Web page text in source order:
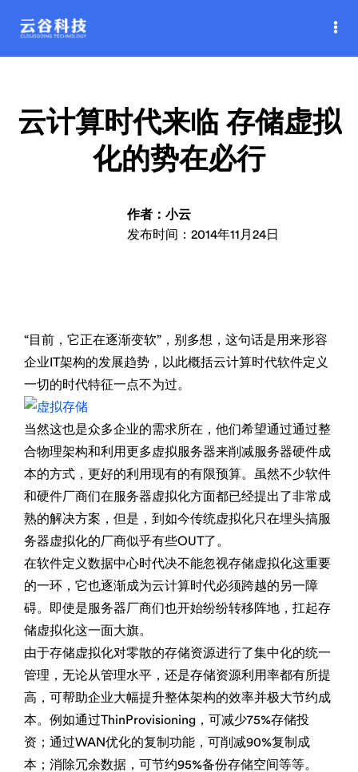
云计算时代来临 存储虚拟
化的势在必行
作者：小云
发布时间：2014年11月24日
“目前，它正在逐渐变软”，别多想，这句话是用来形容
企业IT架构的发展趋势，以此概括云计算时代软件定义
一切的时代特征一点不为过。
当然这也是众多企业的需求所在，他们希望通过通过整
合物理架构和利用更多虚拟服务器来削减服务器硬件成
本的方式，更好的利用现有的有限预算。虽然不少软件
和硬件厂商们在服务器虚拟化方面都已经提出了非常成
熟的解决方案，但是，到如今传统虚拟化只在埋头搞服
务器虚拟化的厂商似乎有些OUT了。
在软件定义数据中心时代决不能忽视存储虚拟化这重要
的一环，它也逐渐成为云计算时代必须跨越的另一障
碍。即使是服务器厂商们也开始纷纷转移阵地，扛起存
储虚拟化这一面大旗。
由于存储虚拟化对零散的存储资源进行了集中化的统一
管理，无论从管理水平，还是存储资源利用率都有所提
高，可帮助企业大幅提升整体架构的效率并极大节约成
本。例如通过ThinProvisioning，可减少75%存储投
资；通过WAN优化的复制功能，可削减90%复制成
本；消除冗余数据，可节约95%备份存储空间等等。